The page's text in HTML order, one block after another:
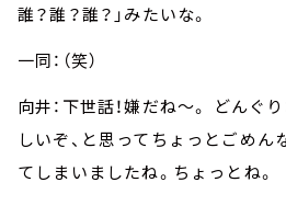
誰？誰？誰？」みたいな。
一同：（笑）
向井：下世話！嫌だね～。 どんぐ
しいぞ、と思ってちょっとごめん
てしまいましたね。ちょっとね。